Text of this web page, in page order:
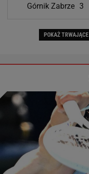
Górnik Zabrze 3
POKAŻ TRWAJĄCE